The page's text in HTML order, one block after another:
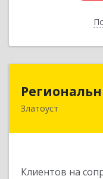
Златоуст
Клиентов на
456227,